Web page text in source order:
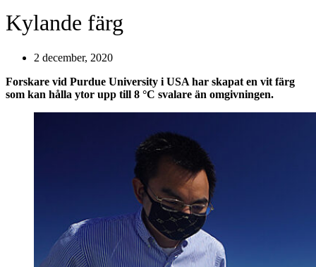
Kylande färg
2 december, 2020
Forskare vid Purdue University i USA har skapat en vit färg
som kan hålla ytor upp till 8 °C svalare än omgivningen.